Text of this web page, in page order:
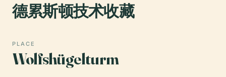
德累斯顿技术收藏
PLACE
Wolfshügelturm